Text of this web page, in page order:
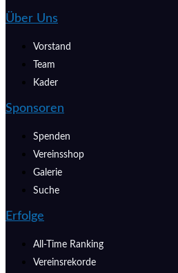
Über Uns
Vorstand
Team
Kader
Sponsoren
Spenden
Vereinsshop
Galerie
Suche
Erfolge
All-Time Ranking
Vereinsrekorde